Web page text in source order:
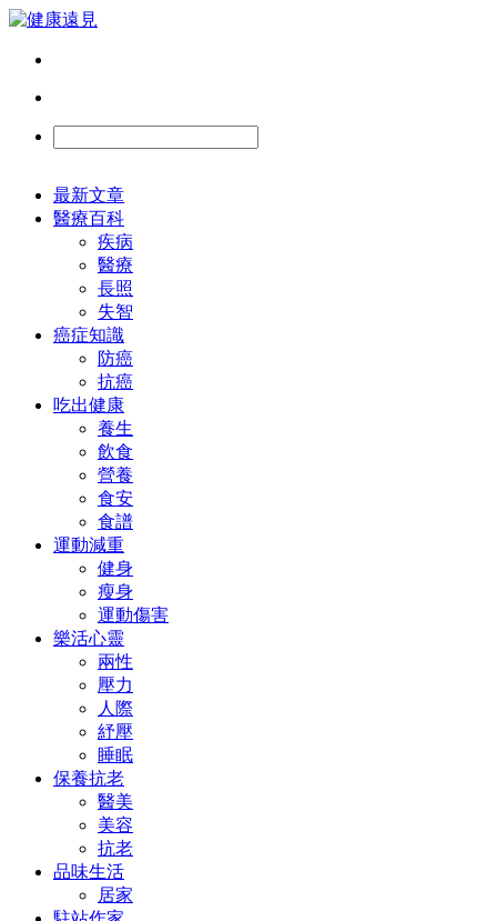
最新文章
醫療百科
疾病
醫療
長照
失智
癌症知識
防癌
抗癌
吃出健康
養生
飲食
營養
食安
食譜
運動減重
健身
瘦身
運動傷害
樂活心靈
兩性
壓力
人際
紓壓
睡眠
保養抗老
醫美
美容
抗老
品味生活
居家